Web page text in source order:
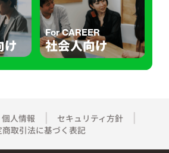
け
For CAREER
社会人向け
個人情報
セキュリティ方針
商取引法に基づく表記